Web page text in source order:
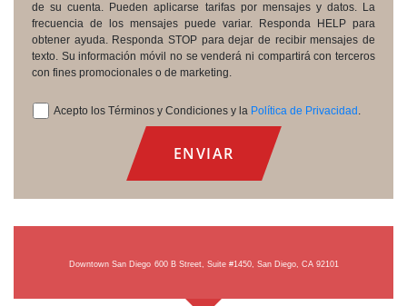
de su cuenta. Pueden aplicarse tarifas por mensajes y datos. La
frecuencia de los mensajes puede variar. Responda HELP para
obtener ayuda. Responda STOP para dejar de recibir mensajes de
texto. Su información móvil no se venderá ni compartirá con terceros
con fines promocionales o de marketing.
Consent
Acepto los Términos y Condiciones y la Política de Privacidad .
Downtown San Diego 600 B Street, Suite #1450, San Diego, CA 92101